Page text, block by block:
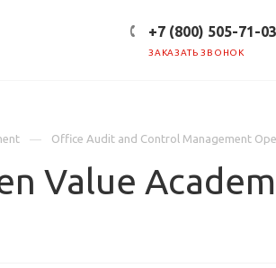
+7 (800) 505-71-03
ЗАКАЗАТЬ ЗВОНОК
Office Audit and Control Management
Value